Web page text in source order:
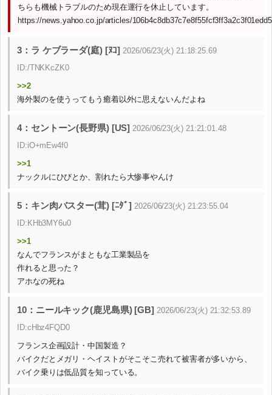
ちらも機械トラブルのため現在運行を休止しています。
https://news.yahoo.co.jp/articles/
3：ラ ケブラーダ(庭) [ﾇｺ] 2026/06/23(火) 21:18:25.69
ID:/TNKKcZK0
>>2
海外製のを使うってもう癒着以外に思えないんだよね
4：セントーン(長野県) [US] 2026/06/23(火) 21:21:01.48
ID:iO+mEw4f0
>>1
ナックルにひびとか、割れたら大惨事やんけ
5：キン肉バスター(茸) [ﾆﾀﾞ] 2026/06/23(火) 21:23:55.04
ID:KHb3MY6u0
>>1
なんでフランスがまともな工業製品を
作れると思った？
アホなの死ね
10：ニールキック(鹿児島県) [GB] 2026/06/23(火) 21:32:53.89
ID:cHbz4FQD0
フランス企画設計・中国製造？
バイクだとメガリ・ヘイストがそこそこ売れて被害者が多いから、
バイク乗りは低品質を知っている。